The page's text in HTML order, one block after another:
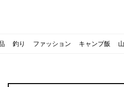
釣り ファッション キャンプ飯